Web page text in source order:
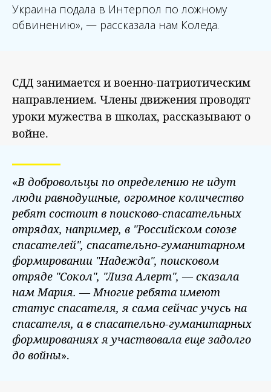
Украина подала в Интерпол по ложному
обвинению», — рассказала нам Коледа.
СДД занимается и военно-патриотическим
направлением. Члены движения проводят
уроки мужества в школах, рассказывают о
войне.
«В добровольцы по определению не идут
люди равнодушные, огромное количество
ребят состоит в поисково-спасательных
отрядах, например, в "Российском союзе
спасателей", спасательно-гуманитарном
формировании "Надежда", поисковом
отряде "Сокол", "Лиза Алерт", — сказала
нам Мария. — Многие ребята имеют
статус спасателя, я сама сейчас учусь на
спасателя, а в спасательно-гуманитарных
формированиях я участвовала еще задолго
до войны».